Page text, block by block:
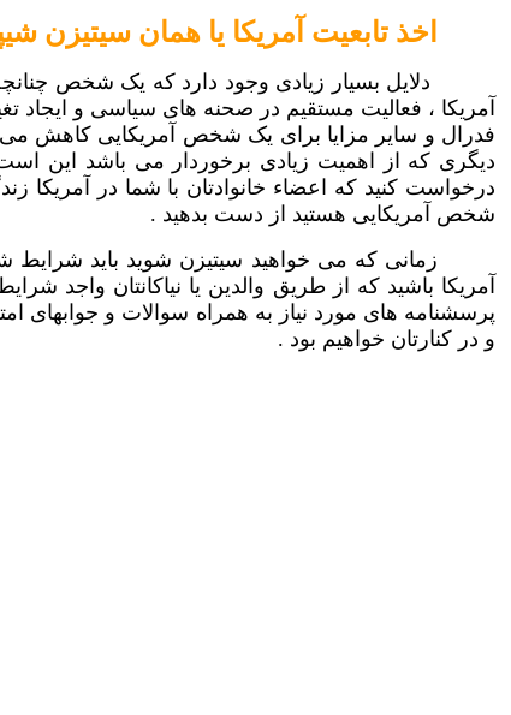
اخذ تابعيت آمريکا يا همان سيتيزن
دلايل بسيار زيادی وجود دارد که يک شخص
آمريکا ، فعاليت مستقيم در صحنه های سياسی و ايجاد
فدرال و ساير مزايا برای يک شخص آمريکايی کاهش می
ديگری که از اهميت زيادی برخوردار می باشد اين
درخواست کنيد که اعضاء خانوادتان با شما در آمريکا
شخص آمريکايی هستيد از دست بدهيد .
زمانی که می خواهيد سيتيزن شويد بايد
آمريکا باشيد که از طريق والدين يا نياکانتان واجد
پرسشنامه های مورد نياز به همراه سوالات و جوابهای
و در کنارتان خواهيم بود .